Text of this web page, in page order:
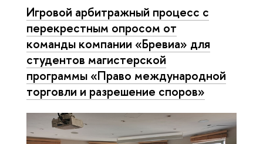
Игровой арбитражный процесс с
перекрестным опросом от
команды компании «Бревиа» для
студентов магистерской
программы «Право международной
торговли и разрешение споров»